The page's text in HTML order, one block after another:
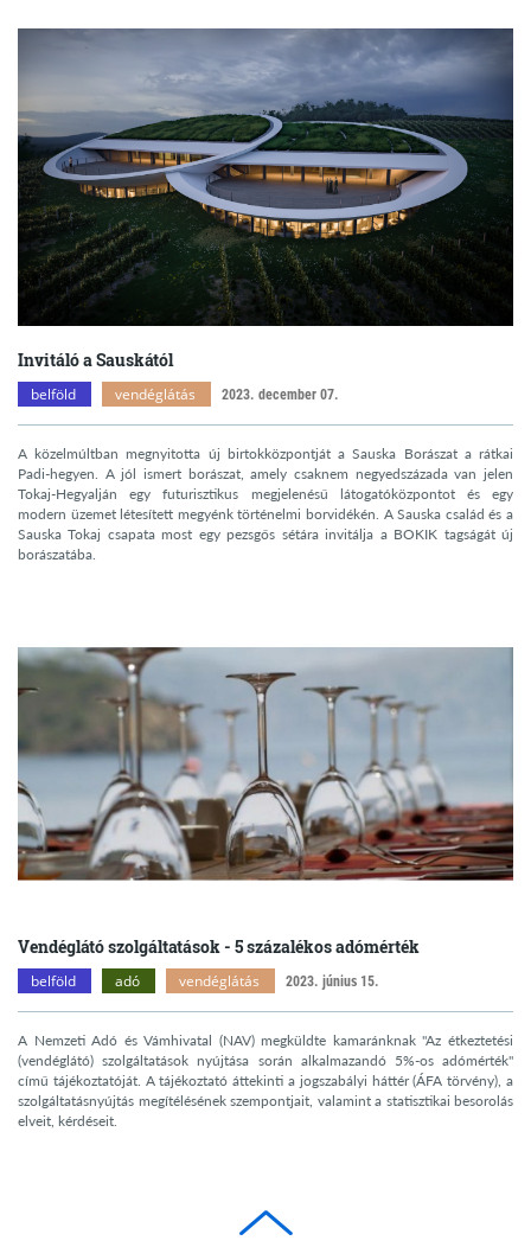
Invitáló a Sauskától
belföld vendéglátás 2023. december 07.
A közelmúltban megnyitotta új birtokközpontját a Sauska Borászat a rátkai
Padi-hegyen. A jól ismert borászat, amely csaknem negyedszázada van jelen
Tokaj-Hegyalján egy futurisztikus megjelenésű látogatóközpontot és egy
modern üzemet létesített megyénk történelmi borvidékén. A Sauska család és a
Sauska Tokaj csapata most egy pezsgős sétára invitálja a BOKIK tagságát új
borászatába.
Vendéglátó szolgáltatások - 5 százalékos adómérték
belföld adó vendéglátás 2023. június 15.
A Nemzeti Adó és Vámhivatal (NAV) megküldte kamaránknak "Az étkeztetési
(vendéglátó) szolgáltatások nyújtása során alkalmazandó 5%-os adómérték"
című tájékoztatóját. A tájékoztató áttekinti a jogszabályi háttér (ÁFA törvény), a
szolgáltatásnyújtás megítélésének szempontjait, valamint a statisztikai besorolás
elveit, kérdéseit.